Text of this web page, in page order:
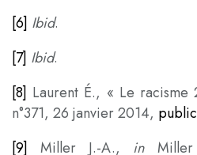
[6] Ibid.
[7] Ibid.
[8] Laurent É., « Le racisme
n°371, 26 janvier 2014,
[9]
Miller J.-A., inMiller